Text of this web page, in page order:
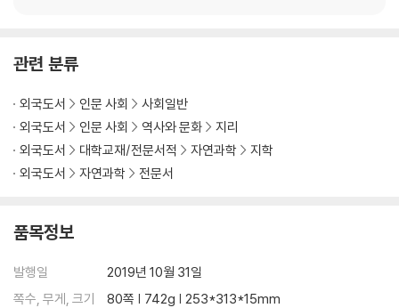
관련 분류
외국도서 인문 사회
사회일반
외국도서
인문 사회 역사와 문화
지리
외국도서
대학교재/전문서적 자연과학
지학
외국도서
자연과학 전문서
품목정보
발행일
2019년 10월 31일
쪽수, 무게, 크기
80쪽 | 742g | 253*313*15mm